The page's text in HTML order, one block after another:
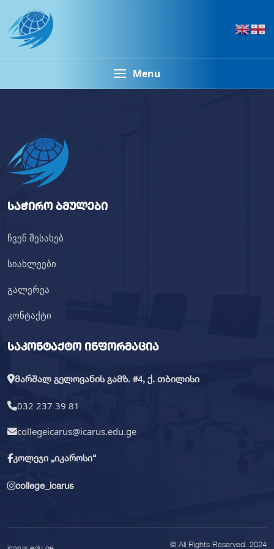
Menu
საჭირო ბმულები
ჩვენ შესახებ
სიახლეები
გალერეა
კონტაქტი
საკონტაქტო ინფორმაცია
მარშალ გელოვანის გამზ. #4, ქ. თბილისი
032 237 39 81
collegeicarus@icarus.edu.ge
კოლეჯი „იკაროსი“
college_icarus
© All Rights Reserved. 2024